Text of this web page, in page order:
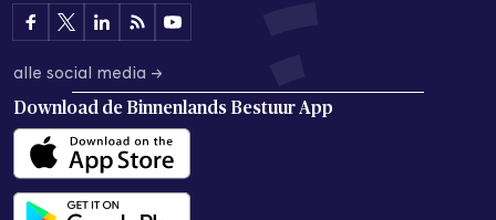
alle social media →
Download de Binnenlands Bestuur App